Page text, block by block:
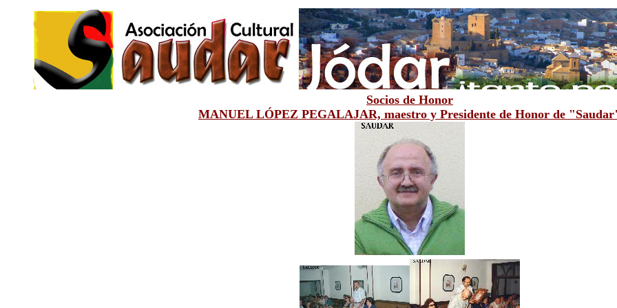
Socios de Honor
MANUEL LÓPEZ PEGALAJAR, maestro y Presidente de Honor de